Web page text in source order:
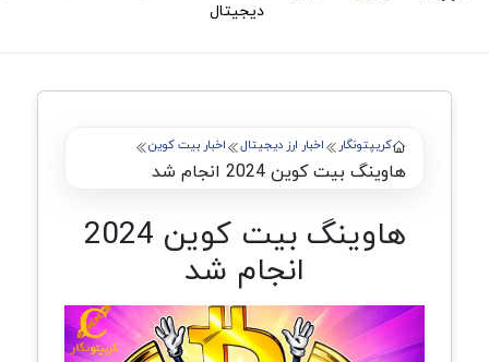
دیجیتال
کریپتونگار اخبار ارز دیجیتال اخبار بیت کوین
هاوینگ بیت کوین 2024 انجام شد
هاوینگ بیت کوین 2024
انجام شد